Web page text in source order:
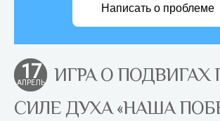
Написать о проблеме
17
АПРЕЛЬ
ИГРА О ПОДВИГАХ
СИЛЕ ДУХА «НАША